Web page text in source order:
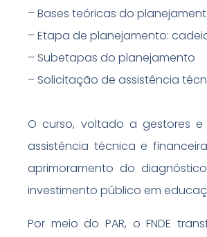
– Bases teóricas do
– Etapa de planejamento:
– Subetapas do planejamento
– Solicitação de assistência
O curso, voltado a gestores
assistência técnica e
aprimoramento do
investimento público em
Por meio do PAR, o FNDE